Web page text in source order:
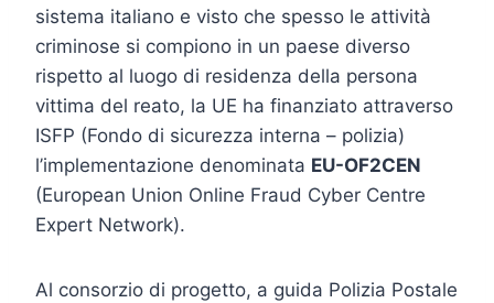
sistema italiano e visto che spesso le attività
criminose si compiono in un paese diverso
rispetto al luogo di residenza della persona
vittima del reato, la UE ha finanziato attraverso
ISFP (Fondo di sicurezza interna – polizia)
l’implementazione denominata EU-OF2CEN
(European Union Online Fraud Cyber Centre
Expert Network).
Al consorzio di progetto, a guida Polizia Postale